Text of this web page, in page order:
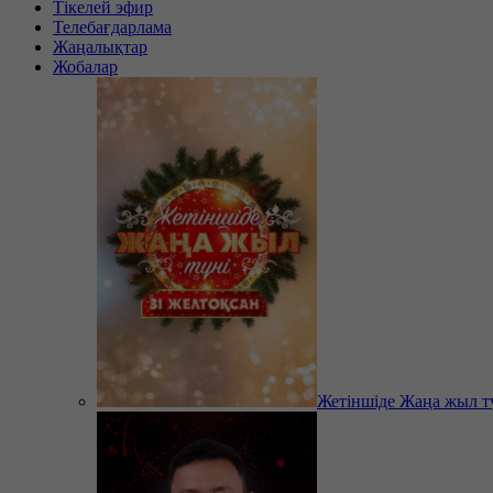
Тікелей эфир
Телебағдарлама
Жаңалықтар
Жобалар
Жетіншіде Жаңа жыл